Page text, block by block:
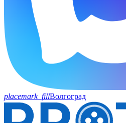
placemark_fillВолгоград